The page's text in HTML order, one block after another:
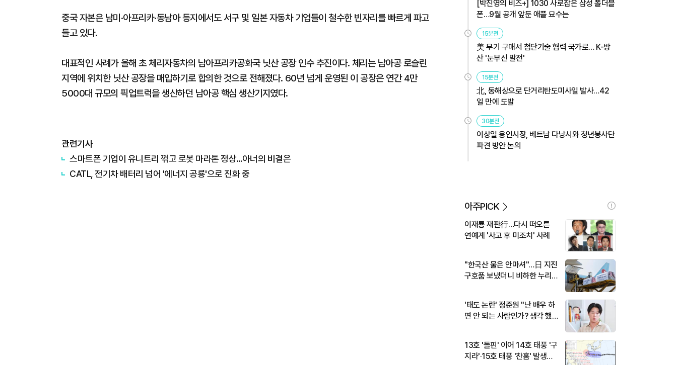
중국 자본은 남미·아프리카·동남아 등지에서도 서구 및 일본 자동차 기업들이 철수한 빈자리를 빠르게 파고
들고 있다.
대표적인 사례가 올해 초 체리자동차의 남아프리카공화국 닛산 공장 인수 추진이다. 체리는 남아공 로슬린
지역에 위치한 닛산 공장을 매입하기로 합의한 것으로 전해졌다. 60년 넘게 운영된 이 공장은 연간 4만
5000대 규모의 픽업트럭을 생산하던 남아공 핵심 생산기지였다.
관련기사
스마트폰 기업이 유니트리 꺾고 로봇 마라톤 정상…아너의 비결은
CATL, 전기차 배터리 넘어 '에너지 공룡'으로 진화 중
[박진영의 비즈+] 1030 사로잡은 삼성 폴더블
폰…9월 공개 앞둔 애플 묘수는
15분전
美 무기 구매서 첨단기술 협력 국가로… K-방
산 '눈부신 발전'
15분전
北, 동해상으로 단거리탄도미사일 발사…42
일 만에 도발
30분전
이상일 용인시장, 베트남 다낭시와 청년봉사단
파견 방안 논의
아주PICK
이재룡 재판行…다시 떠오른
연예계 '사고 후 미조치' 사례
"한국산 물은 안마셔"…日 지진
구호품 보냈더니 비하한 누리
'태도 논란' 정준원 "난 배우 하
면 안 되는 사람인가? 생각 했
13호 '돌핀' 이어 14호 태풍 '구
지라'·15호 태풍 '찬홈' 발생…